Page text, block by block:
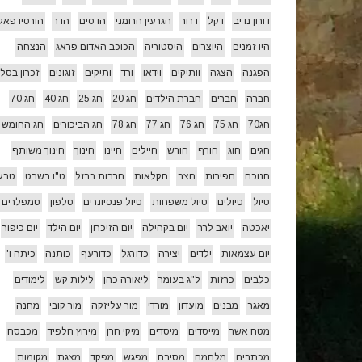
דורון נדיב דקל דרור הגרעין הרומני הדסים הדר הורסיו
היו זמנים היוצרים היסטוריה הכוכב האדום פראג הנצחה
הפגנה הצגה וותיקים וידאו ורד ותיקים זוגונים זכרון
חברה חברים חברת הילדים חג 20 חג 25 חג 40 חג 70
חג70 חג 75 חג 76 חג 77 חג 78 חג הביכורים חג החומש
חגים חוג חורף חורש חיילים חיינו חינוך חינוך משותף
חנוכה חפירות חצב חקלאות חרבות ברזל ט"ו בשבט
טיול טיולים טיול משפחות טיול פנסיונרים טלפון טמפלרים
יאכטה יואב לרר יום בקהילה יום הזיכרון יום הילד יום כיפור
יום עצמאות ילדים יצירה כדורגל כדורעף כותנה כיתה ו'
כלבים כרזות ל"ג בעומר ליאורה כהן לילות קש לימודים
מאגר מבנים מועדון מורדי מור עליזקה מור קובי מחנה
מטה אשר מייסדים מיסדים מיקי הרן מירוץ הלפיד מכבסה
מכתבים מלחמה מסיבה מפגש מפקד מצגת מקומות